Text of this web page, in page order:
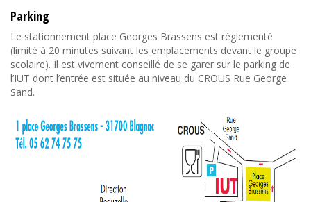
Parking
Le stationnement place Georges Brassens est règlementé
(limité à 20 minutes suivant les emplacements devant le groupe
scolaire). Il est vivement conseillé de se garer sur le parking de
l’IUT dont l’entrée est située au niveau du CROUS Rue George
Sand.